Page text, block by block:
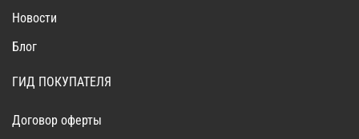
Новости
Блог
ГИД ПОКУПАТЕЛЯ
Договор оферты